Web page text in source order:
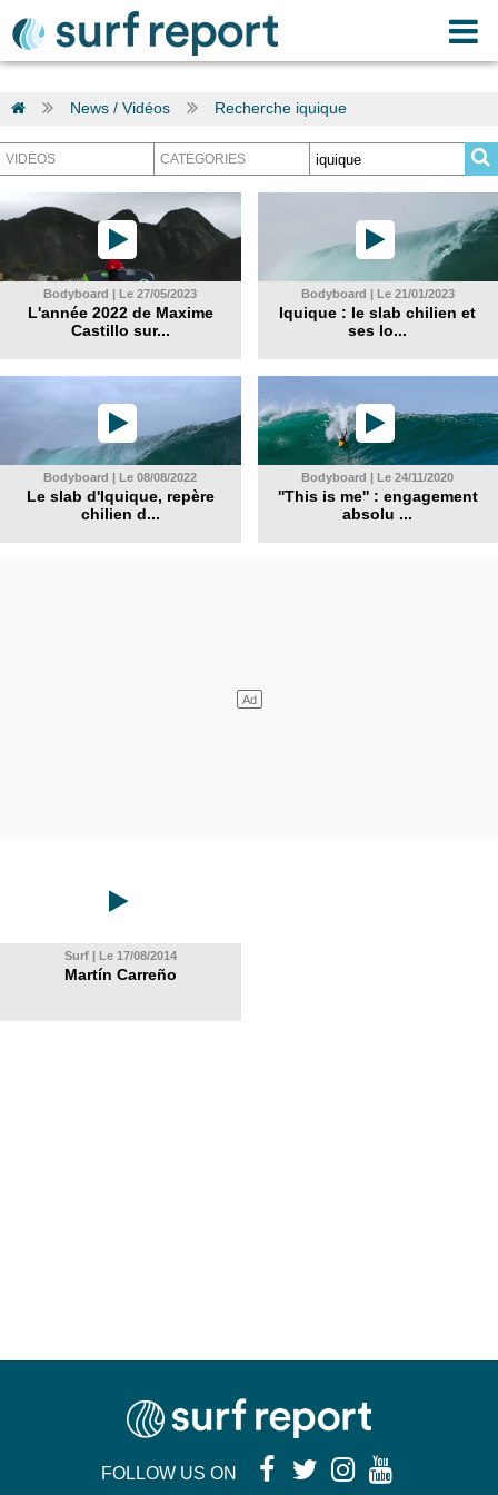
News / Vidéos Recherche iquique
Bodyboard | Le 27/05/2023
L'année 2022 de Maxime
Castillo sur...
Bodyboard | Le 21/01/2023
Iquique : le slab chilien et
ses lo...
Bodyboard | Le 08/08/2022
Le slab d'Iquique, repère
chilien d...
Bodyboard | Le 24/11/2020
''This is me'' : engagement
absolu ...
Surf | Le 17/08/2014
Martín Carreño
FOLLOW US ON